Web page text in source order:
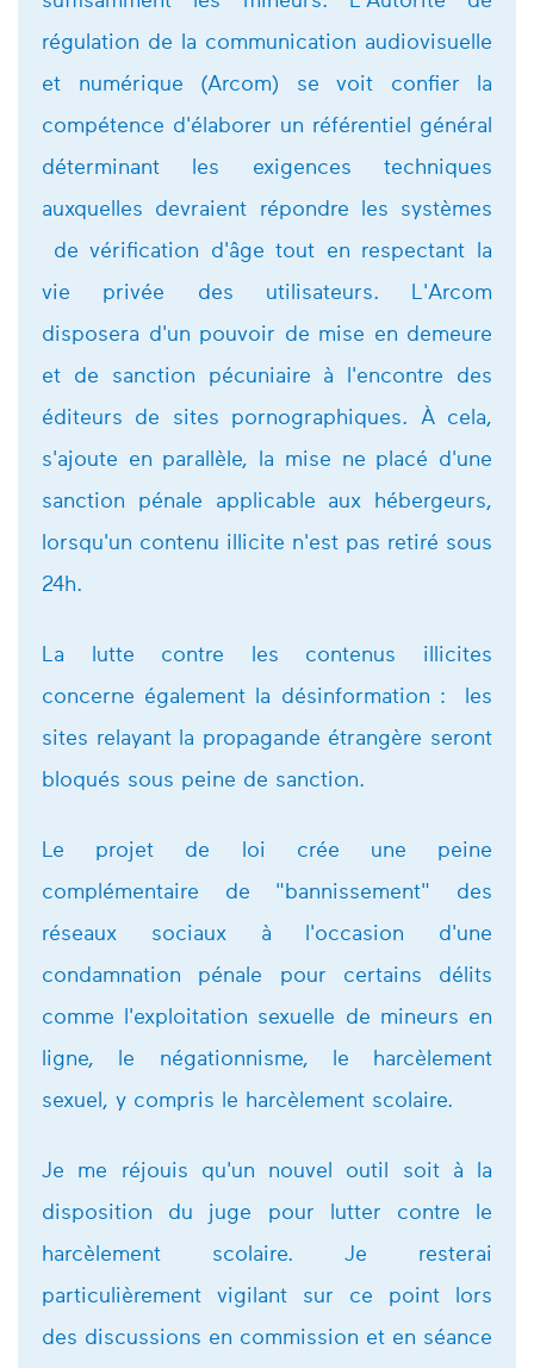
régulation de la communication audiovisuelle
et numérique (Arcom) se voit confier la
compétence d'élaborer un référentiel général
déterminant les exigences techniques
auxquelles devraient répondre les systèmes
de vérification d'âge tout en respectant la
vie privée des utilisateurs. L'Arcom
disposera d'un pouvoir de mise en demeure
et de sanction pécuniaire à l'encontre des
éditeurs de sites pornographiques. À cela,
s'ajoute en parallèle, la mise ne placé d'une
sanction pénale applicable aux hébergeurs,
lorsqu'un contenu illicite n'est pas retiré sous
24h.
La lutte contre les contenus illicites
concerne également la désinformation : les
sites relayant la propagande étrangère seront
bloqués sous peine de sanction.
Le projet de loi crée une peine
complémentaire de "bannissement" des
réseaux sociaux à l'occasion d'une
condamnation pénale pour certains délits
comme l'exploitation sexuelle de mineurs en
ligne, le négationnisme, le harcèlement
sexuel, y compris le harcèlement scolaire.
Je me réjouis qu'un nouvel outil soit à la
disposition du juge pour lutter contre le
harcèlement scolaire. Je resterai
particulièrement vigilant sur ce point lors
des discussions en commission et en séance